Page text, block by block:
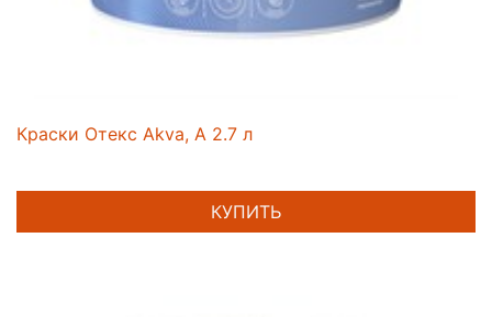
Краски Отекс Akva, A 2.7 л
КУПИТЬ